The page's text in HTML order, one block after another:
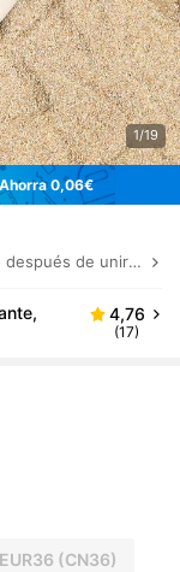
1/19
0,06€
de unirte.
4,76
(17)
EUR36 (CN36)